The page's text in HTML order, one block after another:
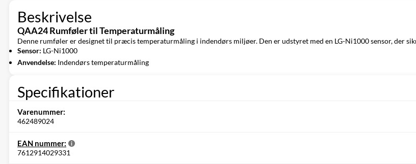
Beskrivelse
QAA24 Rumføler til Temperaturmåling
Denne rumføler er designet til præcis temperaturmåling i indendørs miljøer. Den er udstyret med en LG-Ni1000 sensor, der
Sensor: LG-Ni1000
Anvendelse: Indendørs temperaturmåling
Specifikationer
Varenummer:
462489024
EAN nummer:
7612914029331